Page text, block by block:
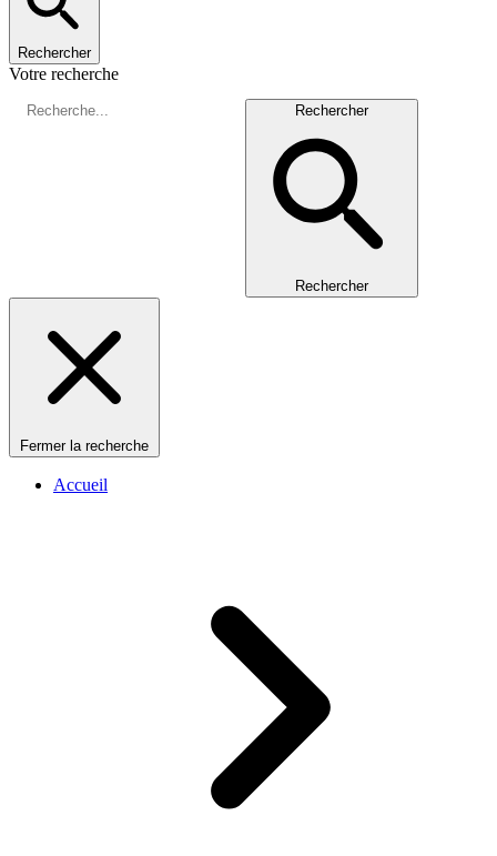
Rechercher
Votre recherche
Rechercher
Rechercher
Fermer la recherche
Accueil